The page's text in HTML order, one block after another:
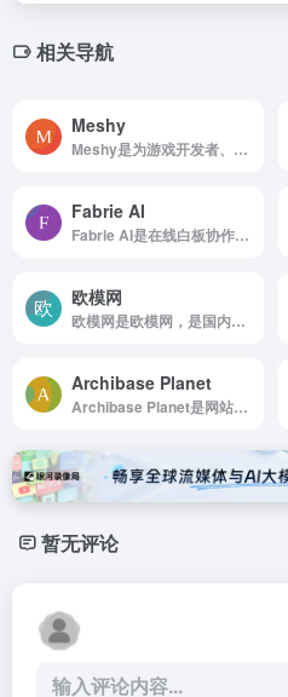
相关导航
Meshy
Meshy是为游戏开发者、设计师和3D爱好者提高生产力
Fabrie AI
Fabrie AI是在线白板协作平台Fabrie推出的AI设计助手，支持多种渲染模式
欧模网
欧模网是欧模网，是国内领先的3d模型与设计资源库。
Archibase Planet
Archibase Planet是网站看起来虽然比较丑，但有很多实物三维模型，无需登录就能免费下载
暂无评论